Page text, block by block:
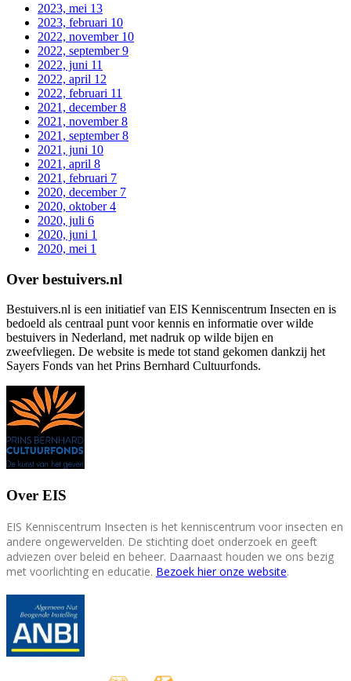
2023, mei 13
2023, februari 10
2022, november 10
2022, september9
2022, juni 11
2022, april 12
2022, februari 11
2021, december8
2021, november8
2021, september8
2021, juni 10
2021, april 8
2021, februari 7
2020, december 7
2020, oktober4
2020, juli 6
2020, juni 1
2020, mei 1
Over bestuivers.nl
Bestuivers.nl is een initiatief van EIS Kenniscentrum Insecten en is
bedoeld als centraal punt voor kennis en informatie over wilde
bestuivers in Nederland, met nadruk op wilde bijen en
zweefvliegen. De website is mede tot stand gekomen dankzij het
Sayers Fonds van het Prins Bernhard Cultuurfonds.
Over EIS
EIS Kenniscentrum Insecten is het kenniscentrum voor insecten en
andere ongewervelden. De stichting doet onderzoek en geeft
adviezen over beleid en beheer. Daarnaast houden we ons bezig
met voorlichting en educatie. Bezoek hier onze website.